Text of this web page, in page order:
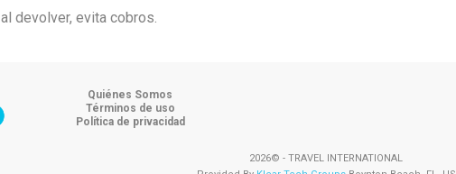
devolver, evita cobros.
Quiénes Somos
Términos de uso
Política de privacidad
2026© - TRAVEL INTERNATIONAL